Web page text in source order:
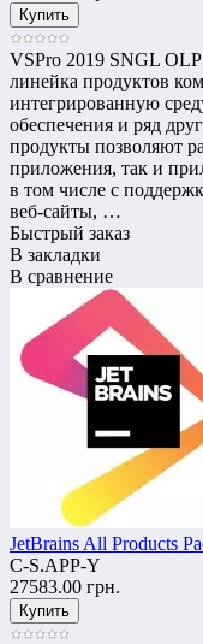
VSPro 2019 SNGL
линейка продуктов
интегрированную
обеспечения и ряд
продукты позволяют
приложения, так и
в том числе с
веб-сайты, …
Быстрый заказ
В закладки
В сравнение
JetBrains All Products
C-S.APP-Y
27583.00 грн.